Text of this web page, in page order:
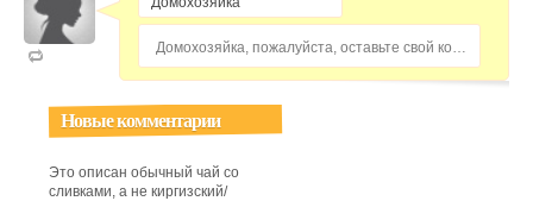
Домохозяйка, пожалуйста, оставьте свой комментарий...
Новые комментарии
Это описан обычный чай со
сливками, а не киргизский/